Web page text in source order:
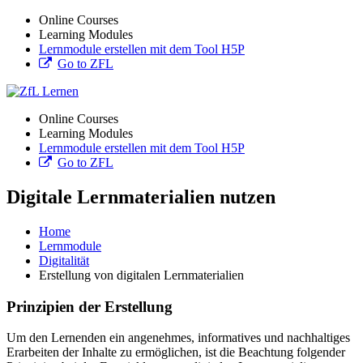
Online Courses
Learning Modules
Lernmodule erstellen mit dem Tool H5P
Go to ZFL
Online Courses
Learning Modules
Lernmodule erstellen mit dem Tool H5P
Go to ZFL
Digitale Lernmaterialien nutzen
Home
Lernmodule
Digitalität
Erstellung von digitalen Lernmaterialien
Prinzipien der Erstellung
Um den Lernenden ein angenehmes, informatives und nachhaltiges
Erarbeiten der Inhalte zu ermöglichen, ist die Beachtung folgender